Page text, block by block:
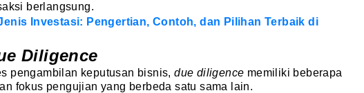
berlangsung.
Investasi: Pengertian, Contoh, dan Pilihan Terbaik di
Diligence
pengambilan keputusan bisnis,due diligence memiliki beberapa
fokus pengujian yang berbeda satu sama lain.